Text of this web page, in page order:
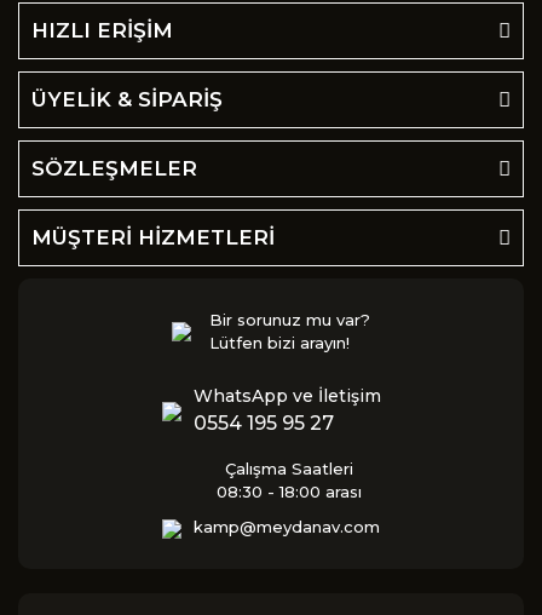
HIZLI ERİŞİM
ÜYELİK & SİPARİŞ
SÖZLEŞMELER
MÜŞTERİ HİZMETLERİ
Bir sorunuz mu var?
Lütfen bizi arayın!
WhatsApp ve İletişim
0554 195 95 27
Çalışma Saatleri
08:30 - 18:00 arası
kamp@meydanav.com